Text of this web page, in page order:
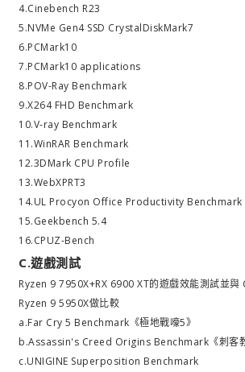
4.Cinebench R23
5.NVMe Gen4 SSD CrystalDiskMark7
6.PCMark10
7.PCMark10 applications
8.POV-Ray Benchmark
9.X264 FHD Benchmark
10.V-ray Benchmark
11.WinRAR Benchmark
12.3DMark CPU Profile
13.WebXPRT3
14.UL Procyon Office Productivity Benchmark
15.Geekbench 5.4
16.CPUZ-Bench
C.遊戲測試
Ryzen 9 7950X+RX 6900 XT的遊戲效能測試並與
Ryzen 9 5950X做比較
a.Far Cry 5 Benchmark《極地戰嚎5》
b.Assassin's Creed Origins Benchmark《刺客
c.UNIGINE Superposition Benchmark